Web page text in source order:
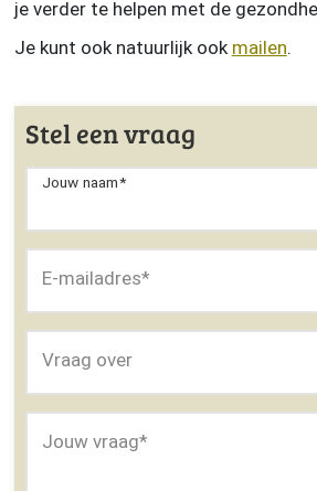
je verder te helpen met de
Je kunt ook natuurlijk ook mailen.
Stel een vraag
Jouw naam*
E-mailadres*
Vraag over
Jouw vraag*